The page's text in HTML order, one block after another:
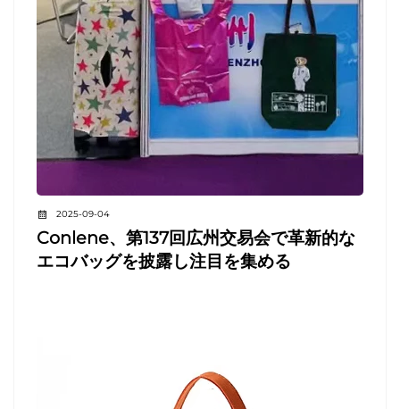
2025-09-04
Conlene、第137回広州交易会で革新的な
エコバッグを披露し注目を集める